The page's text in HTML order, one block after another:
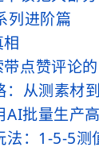
列进阶篇
点赞评论
：从测素材
AI批量生产
法：1-5-5